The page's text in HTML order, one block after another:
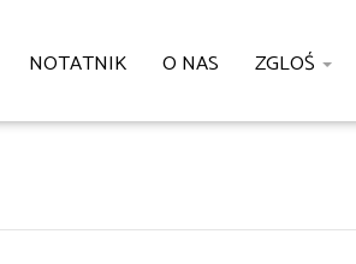
NOTATNIK O NAS ZGLOŚ